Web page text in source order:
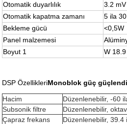
Otomatik duyarlılık
3.2 mV
Otomatik kapatma zamanı
5 ila
Bekleme gücü
<0,5W
Panel malzemesi
Boyut 1
W
DSP ÖzellikleriMonoblok güç
Hacim
Düzenlenebilir, -60
Subsonik filtre
Düzenlenebilir,
Çapraz frekans
Düzenlenebilir, 39.4